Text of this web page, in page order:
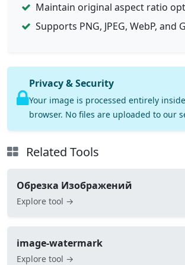
Maintain original aspect ratio
Supports PNG, JPEG, WebP, and
Privacy & Security
Your image is processed entirely
browser. No files are uploaded to our
Related Tools
Обрезка Изображений
Explore tool →
image-watermark
Explore tool →